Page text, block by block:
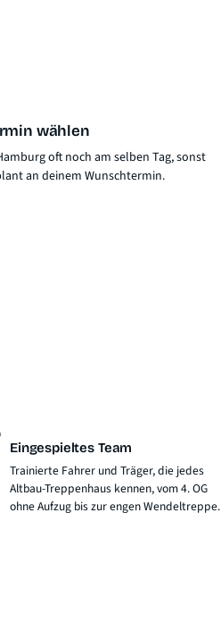
wählen
oft noch am selben Tag, sonst
an deinem Wunschtermin.
Eingespieltes Team
Trainierte Fahrer und Träger, die jedes
Altbau-Treppenhaus kennen, vom 4. OG
ohne Aufzug bis zur engen Wendeltreppe.